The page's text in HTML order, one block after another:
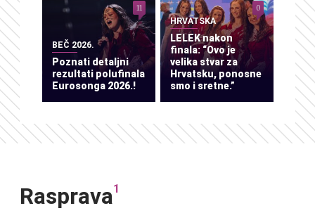
BEČ 2026.
Poznati detaljni
rezultati polufinala
Eurosonga 2026.!
11
HRVATSKA
LELEK nakon
finala: “Ovo je
velika stvar za
Hrvatsku, ponosne
smo i sretne.”
0
Rasprava1